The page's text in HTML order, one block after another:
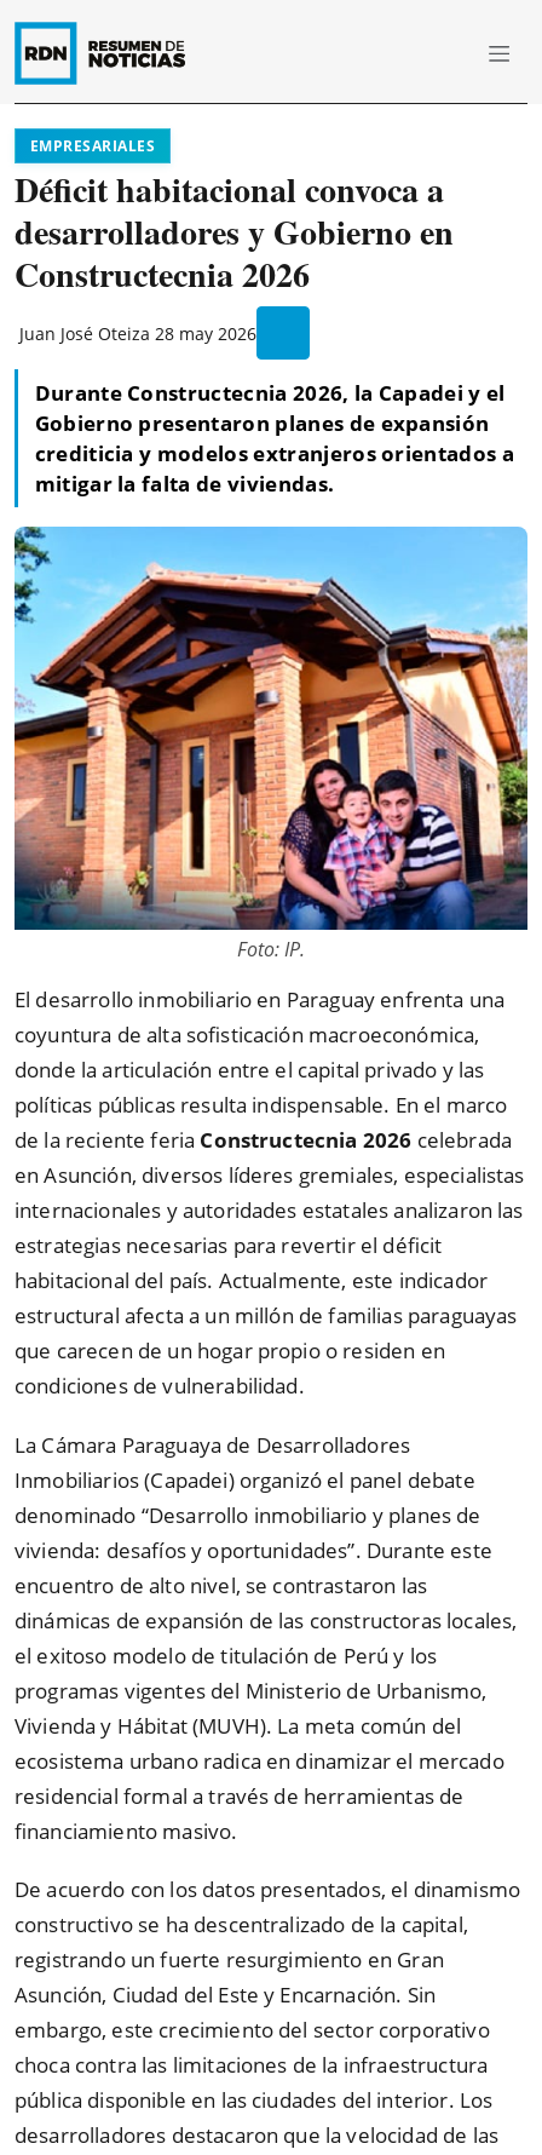
EMPRESARIALES
Déficit habitacional convoca a
desarrolladores y Gobierno en
Constructecnia 2026
Juan José Oteiza 28 may 2026
Durante Constructecnia 2026, la Capadei y el
Gobierno presentaron planes de expansión
crediticia y modelos extranjeros orientados a
mitigar la falta de viviendas.
Foto: IP.
El desarrollo inmobiliario en Paraguay enfrenta una
coyuntura de alta sofisticación macroeconómica,
donde la articulación entre el capital privado y las
políticas públicas resulta indispensable. En el marco
de la reciente feria Constructecnia 2026 celebrada
en Asunción, diversos líderes gremiales, especialistas
internacionales y autoridades estatales analizaron las
estrategias necesarias para revertir el déficit
habitacional del país. Actualmente, este indicador
estructural afecta a un millón de familias paraguayas
que carecen de un hogar propio o residen en
condiciones de vulnerabilidad.
La Cámara Paraguaya de Desarrolladores
Inmobiliarios (Capadei) organizó el panel debate
denominado “Desarrollo inmobiliario y planes de
vivienda: desafíos y oportunidades”. Durante este
encuentro de alto nivel, se contrastaron las
dinámicas de expansión de las constructoras locales,
el exitoso modelo de titulación de Perú y los
programas vigentes del Ministerio de Urbanismo,
Vivienda y Hábitat (MUVH). La meta común del
ecosistema urbano radica en dinamizar el mercado
residencial formal a través de herramientas de
financiamiento masivo.
De acuerdo con los datos presentados, el dinamismo
constructivo se ha descentralizado de la capital,
registrando un fuerte resurgimiento en Gran
Asunción, Ciudad del Este y Encarnación. Sin
embargo, este crecimiento del sector corporativo
choca contra las limitaciones de la infraestructura
pública disponible en las ciudades del interior. Los
desarrolladores destacaron que la velocidad de las